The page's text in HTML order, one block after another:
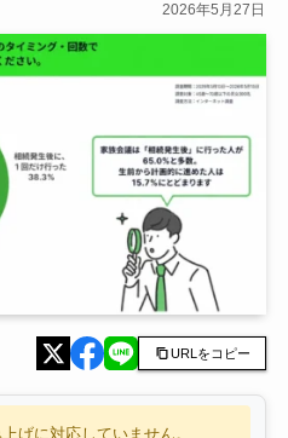
2026年5月27日
URLをコピー
げに対応していません。